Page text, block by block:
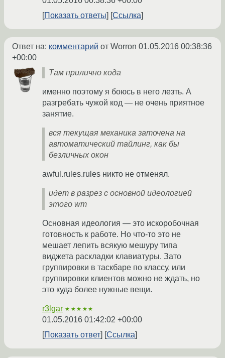
Показать ответы
Ссылка
Ответ на: комментарий от Worron 01.05.2016 00:38:36
+00:00
Там прилично кода
именно поэтому я боюсь в него лезть. А
разгребать чужой код — не очень приятное
занятие.
вся текущая механика заточена на
автоматический тайлинг, как бы
безличных окон
awful.rules.rules никто не отменял.
идет в разрез с основной идеологией
этого wm
Основная идеология — это искоробочная
готовность к работе. Но что-то это не
мешает лепить всякую мешуру типа
виджета раскладки клавиатуры. Зато
группировки в таскбаре по классу, или
группировки клиентов можно не ждать, но
это куда более нужные вещи.
r3lgar ★★★★★
01.05.2016 01:42:02 +00:00
Показать ответ
Ссылка